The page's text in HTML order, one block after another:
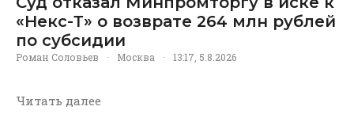
«Некс-Т» о возврате 264 млн рублей
по субсидии
Роман Соловьев · Москва · 13:17, 5.8.2026
Читать далее